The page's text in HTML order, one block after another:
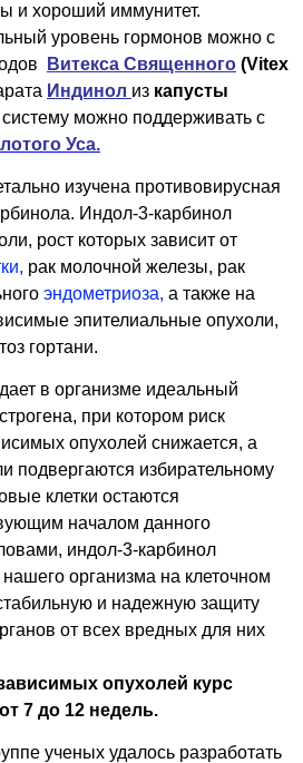
и хороший иммунитет.
уровень гормонов можно с
Витекса Священного (Vitex
Индинол из капусты
можно поддерживать с
Уса.
изучена противовирусная
Индол-3-карбинол
рост которых зависит от
рак молочной железы, рак
эндометриоза, а также на
эпителиальные опухоли,
гортани.
в организме идеальный
при котором риск
опухолей снижается, а
подвергаются избирательному
клетки остаются
началом данного
индол-3-карбинол
организма на клеточном
и надежную защиту
от всех вредных для них
опухолей курс
7 до 12 недель.
ученых удалось разработать